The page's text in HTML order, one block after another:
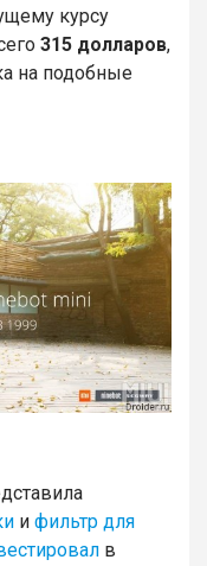
курсу
315 долларов,
на подобные
и фильтр для
в